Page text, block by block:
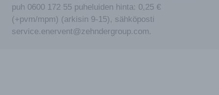
puh 0600 172 55 puheluiden hinta: 0,25 €
(+pvm/mpm) (arkisin 9-15), sähköposti
service.enervent@zehndergroup.com.